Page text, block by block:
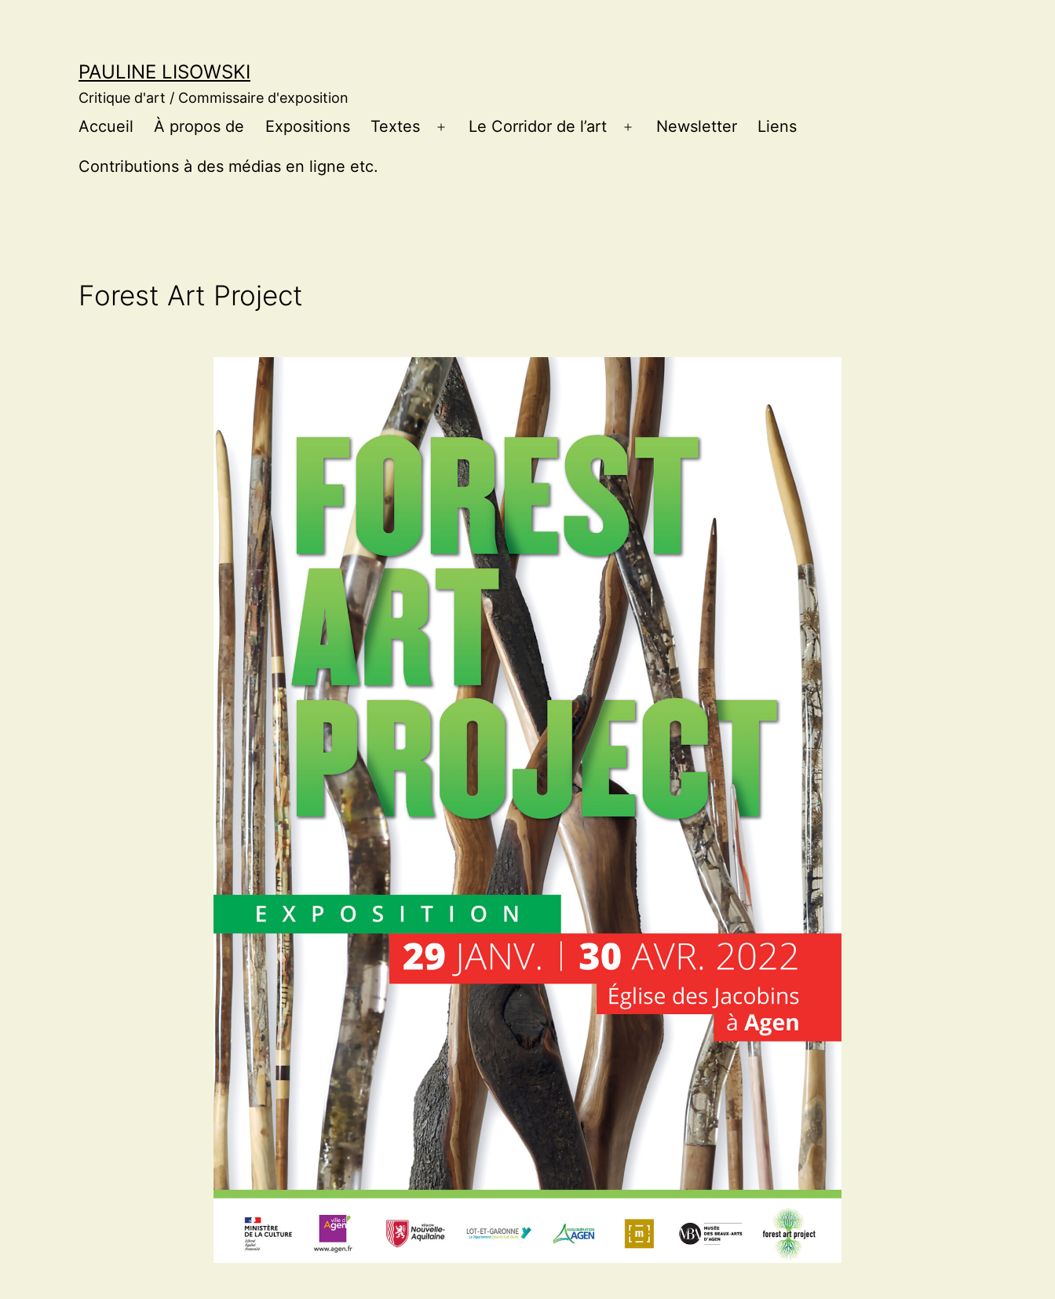
PAULINE LISOWSKI
Critique d'art / Commissaire d'exposition
Accueil À propos de Expositions Textes
Ouvrir
Le Corridor de l’art
Ouvrir
Newsletter Liens
Contributions à des médias en ligne etc.
Forest Art Project